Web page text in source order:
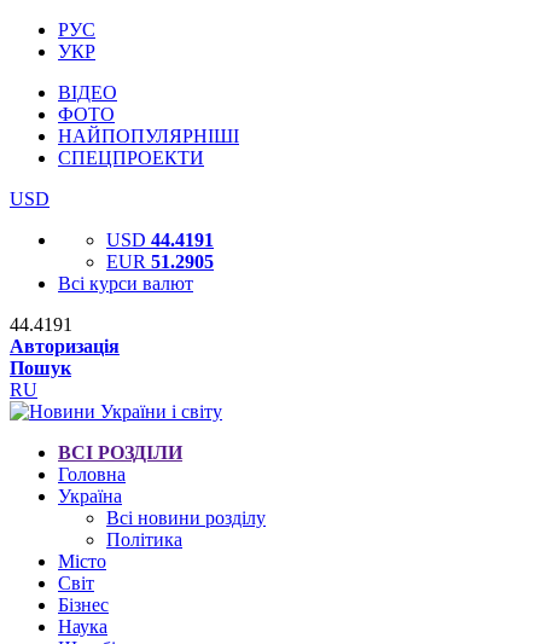
РУС
УКР
ВІДЕО
ФОТО
НАЙПОПУЛЯРНІШІ
СПЕЦПРОЕКТИ
USD
USD 44.4191
EUR 51.2905
Всі курси валют
44.4191
Авторизація
Пошук
RU
ВСІ РОЗДІЛИ
Головна
Україна
Всі новини розділу
Політика
Місто
Світ
Бізнес
Наука